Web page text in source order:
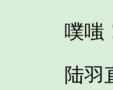
噗嗤
陆羽直